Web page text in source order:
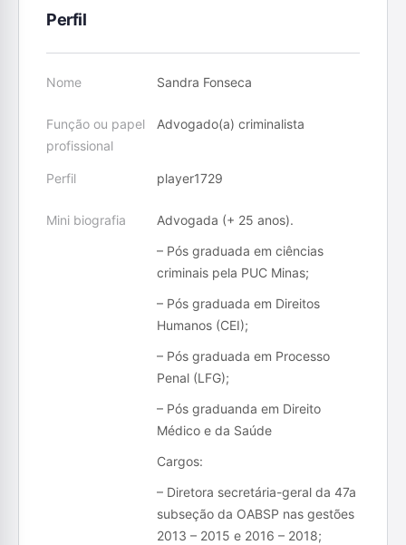
Perfil
Nome Sandra Fonseca
Função ou papel
profissional
Advogado(a) criminalista
Perfil player1729
Mini biografia
Advogada (+ 25 anos).
– Pós graduada em ciências
criminais pela PUC Minas;
– Pós graduada em Direitos
Humanos (CEI);
– Pós graduada em Processo
Penal (LFG);
– Pós graduanda em Direito
Médico e da Saúde
Cargos:
– Diretora secretária-geral da 47a
subseção da OABSP nas gestões
2013 – 2015 e 2016 – 2018;